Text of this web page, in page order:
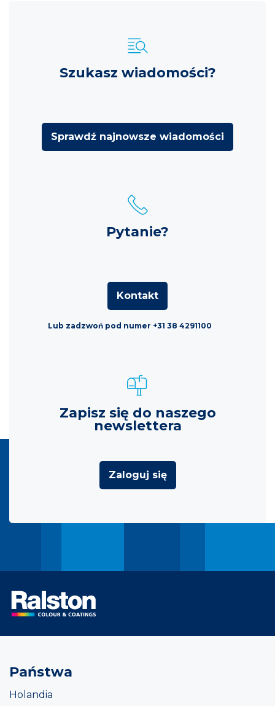
Szukasz wiadomości?
Sprawdź najnowsze wiadomości
Pytanie?
Kontakt
Lub zadzwoń pod numer +31 38 4291100
Zapisz się do naszego
newslettera
Zaloguj się
Państwa
Holandia